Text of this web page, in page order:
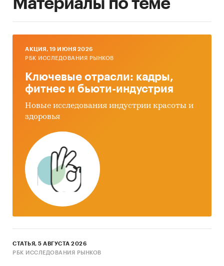
Материалы по теме
AКЦИЯ, 19 ИЮНЯ 2026
РБК ИССЛЕДОВАНИЯ РЫНКОВ
Ключевые отрасли: кадры,
фитнес и бьюти-индустрия
Новые исследования индустрии красоты и
здоровья
СТАТЬЯ, 5 АВГУСТА 2026
РБК ИССЛЕДОВАНИЯ РЫНКОВ